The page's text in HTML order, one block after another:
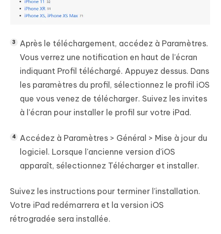
Après le téléchargement, accédez à Paramètres.
Vous verrez une notification en haut de l’écran
indiquant Profil téléchargé. Appuyez dessus. Dans
les paramètres du profil, sélectionnez le profil iOS
que vous venez de télécharger. Suivez les invites
à l'écran pour installer le profil sur votre iPad.
Accédez à Paramètres > Général > Mise à jour du
logiciel. Lorsque l'ancienne version d'iOS
apparaît, sélectionnez Télécharger et installer.
Suivez les instructions pour terminer l'installation.
Votre iPad redémarrera et la version iOS
rétrogradée sera installée.